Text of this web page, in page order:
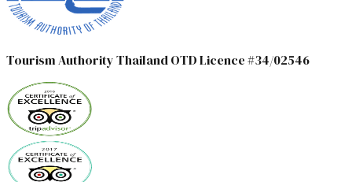
Tourism Authority Thailand OTD Licence #34/02546